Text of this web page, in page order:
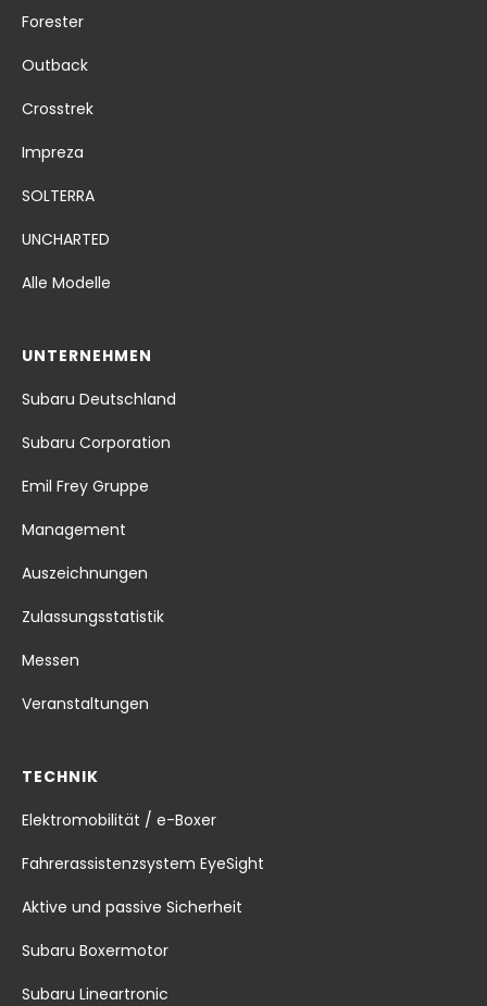
Forester
Outback
Crosstrek
Impreza
SOLTERRA
UNCHARTED
Alle Modelle
UNTERNEHMEN
Subaru Deutschland
Subaru Corporation
Emil Frey Gruppe
Management
Auszeichnungen
Zulassungsstatistik
Messen
Veranstaltungen
TECHNIK
Elektromobilität / e-Boxer
Fahrerassistenzsystem EyeSight
Aktive und passive Sicherheit
Subaru Boxermotor
Subaru Lineartronic